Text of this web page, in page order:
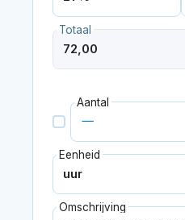
Totaal
Aantal
Eenheid
Omschrijving